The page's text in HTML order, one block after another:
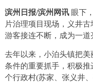
滨州日报/滨州网讯 眼下
片治理项目现场，义井
游客接连不断，成为一道
去年以来，小泊头镇把
条件的重要抓手，积极
个行政村(苏家、张义井